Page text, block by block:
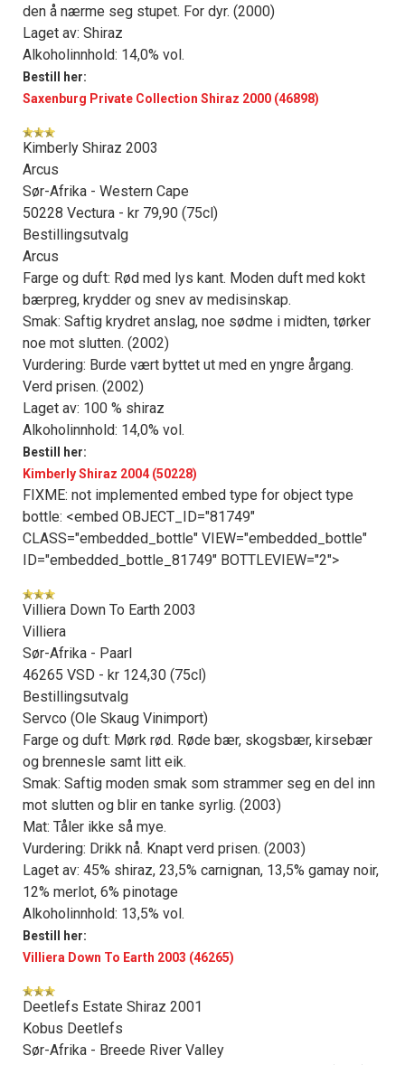
den å nærme seg stupet. For dyr. (2000)
Laget av: Shiraz
Alkoholinnhold: 14,0% vol.
Bestill her:
Saxenburg Private Collection Shiraz 2000 (46898)
Kimberly Shiraz 2003
Arcus
Sør-Afrika - Western Cape
50228 Vectura - kr 79,90 (75cl)
Bestillingsutvalg
Arcus
Farge og duft: Rød med lys kant. Moden duft med kokt
bærpreg, krydder og snev av medisinskap.
Smak: Saftig krydret anslag, noe sødme i midten, tørker
noe mot slutten. (2002)
Vurdering: Burde vært byttet ut med en yngre årgang.
Verd prisen. (2002)
Laget av: 100 % shiraz
Alkoholinnhold: 14,0% vol.
Bestill her:
Kimberly Shiraz 2004 (50228)
FIXME: not implemented embed type for object type
bottle: <embed OBJECT_ID="81749"
CLASS="embedded_bottle" VIEW="embedded_bottle"
ID="embedded_bottle_81749" BOTTLEVIEW="2">
Villiera Down To Earth 2003
Villiera
Sør-Afrika - Paarl
46265 VSD - kr 124,30 (75cl)
Bestillingsutvalg
Servco (Ole Skaug Vinimport)
Farge og duft: Mørk rød. Røde bær, skogsbær, kirsebær
og brennesle samt litt eik.
Smak: Saftig moden smak som strammer seg en del inn
mot slutten og blir en tanke syrlig. (2003)
Mat: Tåler ikke så mye.
Vurdering: Drikk nå. Knapt verd prisen. (2003)
Laget av: 45% shiraz, 23,5% carnignan, 13,5% gamay noir,
12% merlot, 6% pinotage
Alkoholinnhold: 13,5% vol.
Bestill her:
Villiera Down To Earth 2003 (46265)
Deetlefs Estate Shiraz 2001
Kobus Deetlefs
Sør-Afrika - Breede River Valley